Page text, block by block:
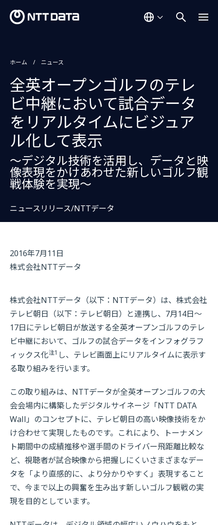
ホーム ニュース
全英オープンゴルフのテレ
ビ中継において試合データ
をリアルタイムにビジュア
ル化して表示
～デジタル技術を活用し、データと映
像表現をかけあわせた新しいゴルフ観
戦体験を実現～
ニュースリリース/NTTデータ
2016年7月11日
株式会社NTTデータ
株式会社NTTデータ（以下：NTTデータ）は、株式会社
テレビ朝日（以下：テレビ朝日）と連携し、7月14日～
17日にテレビ朝日が放送する全英オープンゴルフのテレ
ビ中継において、ゴルフの試合データをインフォグラフ
ィックス化注1 し、テレビ画面上にリアルタイムに表示す
る取り組みを行います。
この取り組みは、NTTデータが全英オープンゴルフの大
会会場内に構築したデジタルサイネージ「NTT DATA
Wall」のコンセプトに、テレビ朝日の高い映像技術をか
け合わせて実現したものです。これにより、トーナメン
ト期間中の成績推移や選手間のドライバー飛距離比較な
ど、視聴者が試合映像から把握しにくいさまざまなデー
タを「より直感的に、より分かりやすく」表現すること
で、今まで以上の興奮を生み出す新しいゴルフ観戦の実
現を目的としています。